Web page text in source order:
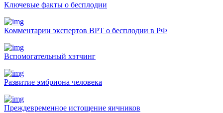
Ключевые факты о бесплодии
Комментарии экспертов ВРТ о бесплодии в РФ
Вспомогательный хэтчинг
Развитие эмбриона человека
Преждевременное истощение яичников